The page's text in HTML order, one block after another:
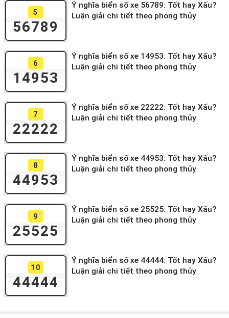
5
56789
Ý nghĩa biển số xe 56789: Tốt hay Xấu?
Luận giải chi tiết theo phong thủy
6
14953
Ý nghĩa biển số xe 14953: Tốt hay Xấu?
Luận giải chi tiết theo phong thủy
7
22222
Ý nghĩa biển số xe 22222: Tốt hay Xấu?
Luận giải chi tiết theo phong thủy
8
44953
Ý nghĩa biển số xe 44953: Tốt hay Xấu?
Luận giải chi tiết theo phong thủy
9
25525
Ý nghĩa biển số xe 25525: Tốt hay Xấu?
Luận giải chi tiết theo phong thủy
10
44444
Ý nghĩa biển số xe 44444: Tốt hay Xấu?
Luận giải chi tiết theo phong thủy